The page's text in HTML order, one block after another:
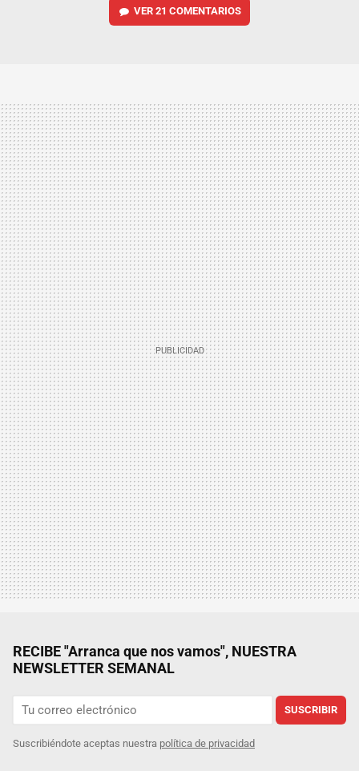
VER 21 COMENTARIOS
RECIBE "Arranca que nos vamos", NUESTRA
NEWSLETTER SEMANAL
SUSCRIBIR
Suscribiéndote aceptas nuestra política de privacidad